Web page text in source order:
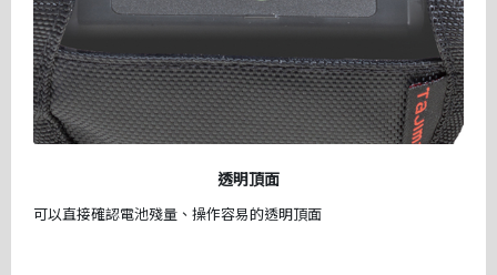
透明頂面
可以直接確認電池殘量、操作容易的透明頂面